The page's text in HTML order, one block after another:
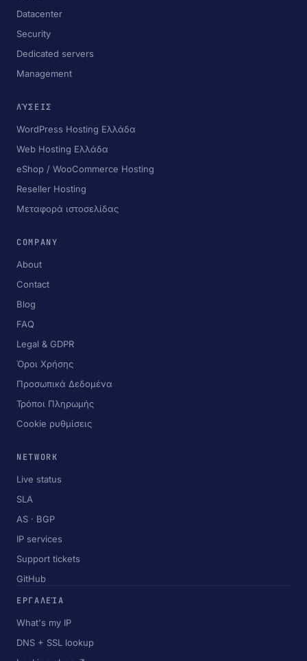
Datacenter
Security
Dedicated servers
Management
ΛΎΣΕΙΣ
WordPress Hosting Ελλάδα
Web Hosting Ελλάδα
eShop / WooCommerce Hosting
Reseller Hosting
Μεταφορά ιστοσελίδας
COMPANY
About
Contact
Blog
FAQ
Legal & GDPR
Όροι Χρήσης
Προσωπικά Δεδομένα
Τρόποι Πληρωμής
Cookie ρυθμίσεις
NETWORK
Live status
SLA
AS · BGP
IP services
Support tickets
GitHub
ΕΡΓΑΛΕΊΑ
What's my IP
DNS + SSL lookup